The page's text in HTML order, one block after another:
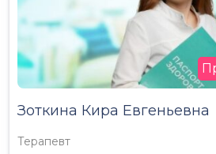
Зоткина Кира Евгеньевна
Терапевт